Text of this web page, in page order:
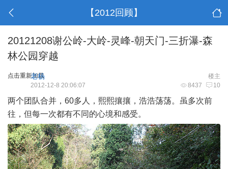
【2012回顾】
20121208谢公岭-大岭-灵峰-朝天门-三折瀑-森
林公园穿越
点击重新加载 楼主
老杨
8437 10
2012-12-8 20:06:07
两个团队合并，60多人，熙熙攘攘，浩浩荡荡。虽多次前
往，但每一次都有不同的心境和感受。